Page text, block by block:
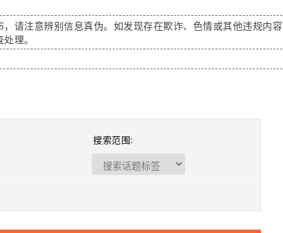
请注意辨别信息真伪。如发现存在欺诈、色情或其他违规内容
理。
搜索范围: